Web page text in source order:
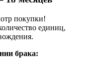
покупки!
единиц,
брака: